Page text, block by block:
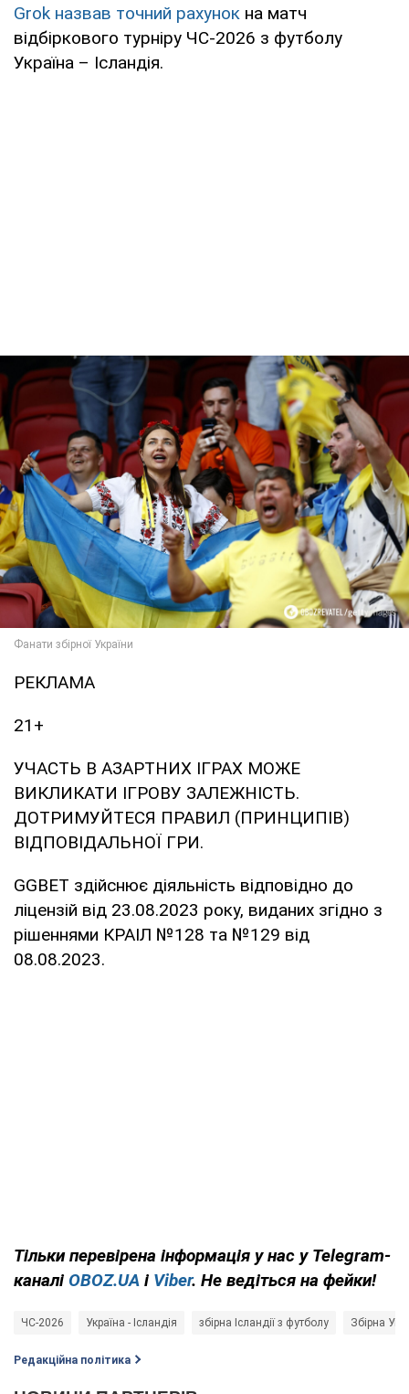
Grok назвав точний рахунок на матч
відбіркового турніру ЧС-2026 з футболу
Україна – Ісландія.
РЕКЛАМА
21+
УЧАСТЬ В АЗАРТНИХ ІГРАХ МОЖЕ
ВИКЛИКАТИ ІГРОВУ ЗАЛЕЖНІСТЬ.
ДОТРИМУЙТЕСЯ ПРАВИЛ (ПРИНЦИПІВ)
ВІДПОВІДАЛЬНОЇ ГРИ.
GGBET здійснює діяльність відповідно до
ліцензій від 23.08.2023 року, виданих згідно з
рішеннями КРАІЛ №128 та №129 від
08.08.2023.
Тільки перевірена інформація у нас у Telegram-
каналі OBOZ.UA і Viber. Не ведіться на фейки!
ЧС-2026 Україна - Ісландія збірна Ісландії з футболу Збірна
Редакційна політика